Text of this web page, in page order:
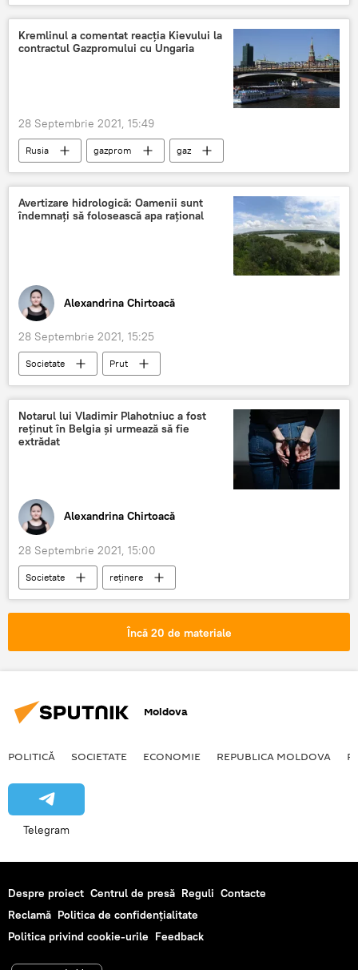
omor
Franța împușcat
Kremlinul a comentat reacția Kievului la
contractul Gazpromului cu Ungaria
28 Septembrie 2021, 15:49
Rusia gazprom
gaz
Ucraina
Avertizare hidrologică: Oamenii sunt
îndemnați să folosească apa rațional
Alexandrina Chirtoacă
28 Septembrie 2021, 15:25
Societate
Prut
avertizare hidrologică
Serviciul Hidrometeorologic de Stat al Republicii Moldova
Știri din Moldova
Notarul lui Vladimir Plahotniuc a fost
reținut în Belgia și urmează să fie
extrădat
Alexandrina Chirtoacă
28 Septembrie 2021, 15:00
Societate
reținere
Vladimir Plahotniuc
Belgia
notar
Încă 20 de materiale
Moldova
POLITICĂ SOCIETATE ECONOMIE REPUBLICA MOLDOVA
Telegram
Despre proiect Centrul de presă Reguli Contacte
Reclamă Politica de confidențialitate
Politica privind cookie-urile Feedback